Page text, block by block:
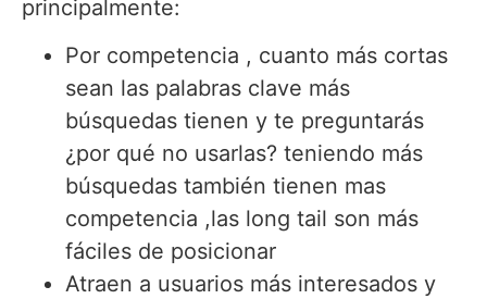
principalmente:
Por competencia , cuanto más cortas
sean las palabras clave más
búsquedas tienen y te preguntarás
¿por qué no usarlas? teniendo más
búsquedas también tienen mas
competencia ,las long tail son más
fáciles de posicionar
Atraen a usuarios más interesados y